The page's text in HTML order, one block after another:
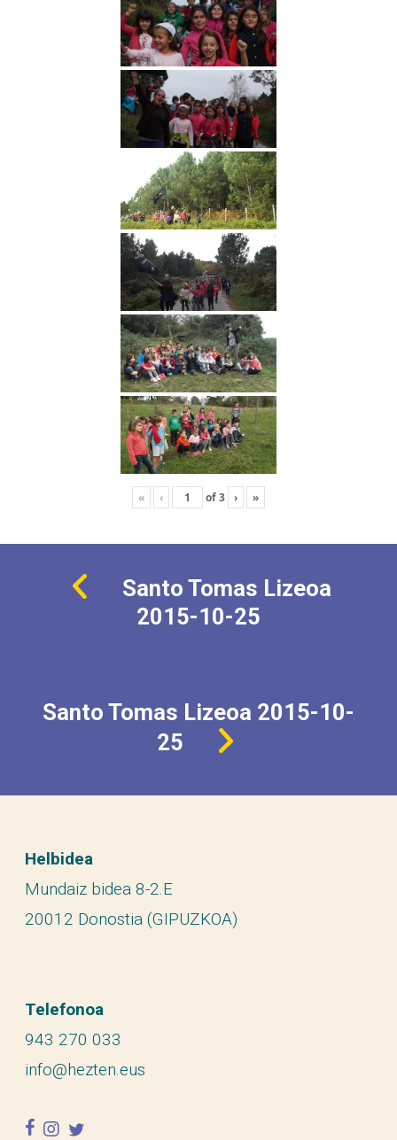
« ‹ of3 › »
Santo Tomas Lizeoa
2015-10-25
Santo Tomas Lizeoa 2015-10-
25
Helbidea
Mundaiz bidea 8-2.E
20012 Donostia (GIPUZKOA)
Telefonoa
943 270 033
info@hezten.eus
facebook
instagram
twitter